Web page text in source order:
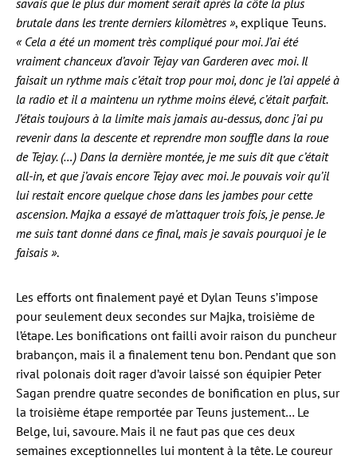
brutale dans les trente derniers kilomètres », explique Teuns.
« Cela a été un moment très compliqué pour moi. J’ai été
vraiment chanceux d’avoir Tejay van Garderen avec moi. Il
faisait un rythme mais c’était trop pour moi, donc je l’ai appelé à
la radio et il a maintenu un rythme moins élevé, c’était parfait.
J’étais toujours à la limite mais jamais au-dessus, donc j’ai pu
revenir dans la descente et reprendre mon souffle dans la roue
de Tejay. (…) Dans la dernière montée, je me suis dit que c’était
all-in, et que j’avais encore Tejay avec moi. Je pouvais voir qu’il
lui restait encore quelque chose dans les jambes pour cette
ascension. Majka a essayé de m’attaquer trois fois, je pense. Je
me suis tant donné dans ce final, mais je savais pourquoi je le
faisais ».
Les efforts ont finalement payé et Dylan Teuns s’impose
pour seulement deux secondes sur Majka, troisième de
l’étape. Les bonifications ont failli avoir raison du puncheur
brabançon, mais il a finalement tenu bon. Pendant que son
rival polonais doit rager d’avoir laissé son équipier Peter
Sagan prendre quatre secondes de bonification en plus, sur
la troisième étape remportée par Teuns justement… Le
Belge, lui, savoure. Mais il ne faut pas que ces deux
semaines exceptionnelles lui montent à la tête. Le coureur